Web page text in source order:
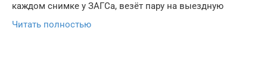
каждом снимке у ЗАГСа, везёт пару на выездную
Читать полностью